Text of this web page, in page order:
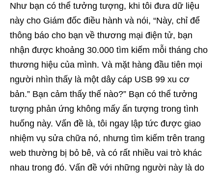
Như bạn có thể tưởng tượng, khi tôi đưa dữ liệu
này cho Giám đốc điều hành và nói, “Này, chỉ để
thông báo cho bạn về thương mại điện tử, bạn
nhận được khoảng 30.000 tìm kiếm mỗi tháng cho
thương hiệu của mình. Và mặt hàng đầu tiên mọi
người nhìn thấy là một dây cáp USB 99 xu cơ
bản.” Bạn cảm thấy thế nào?” Bạn có thể tưởng
tượng phản ứng không mấy ấn tượng trong tình
huống này. Vấn đề là, tôi ngay lập tức được giao
nhiệm vụ sửa chữa nó, nhưng tìm kiếm trên trang
web thường bị bỏ bê, và có rất nhiều vai trò khác
nhau trong đó. Vấn đề với những người này là do